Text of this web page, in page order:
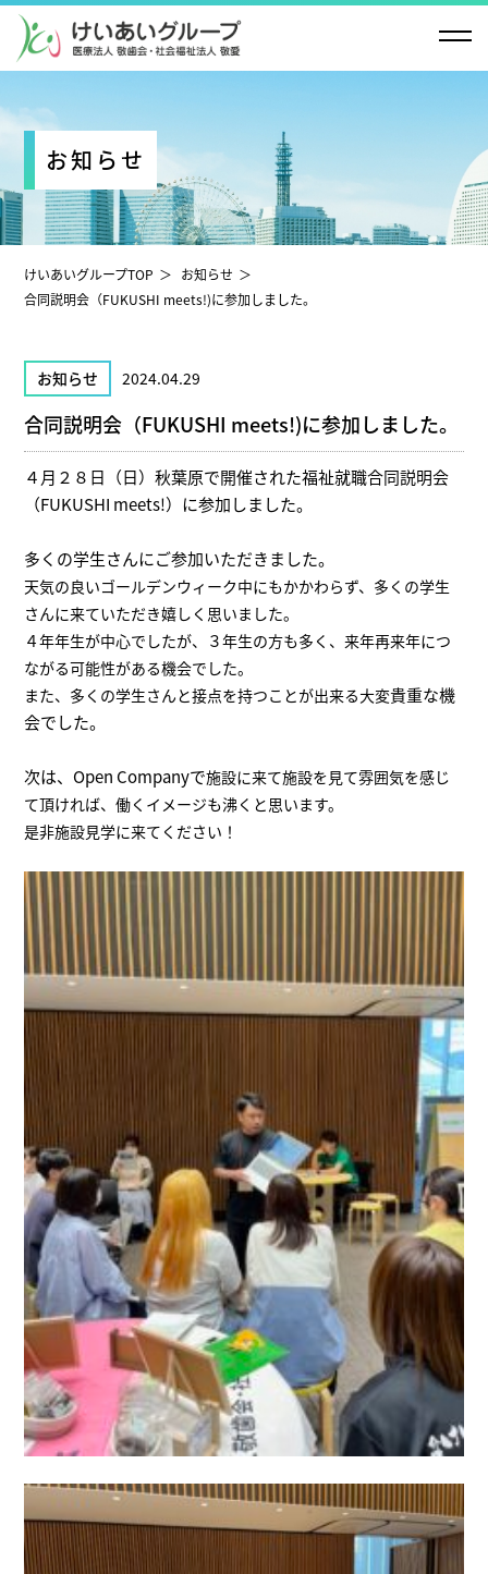
お知らせ
けいあいグループTOP
お知らせ
合同説明会（FUKUSHI meets!)に参加しました。
お知らせ 2024.04.29
合同説明会（FUKUSHI meets!)に参加しました。
４月２８日（日）秋葉原で開催された福祉就職合同説明会
（FUKUSHI meets!）に参加しました。
多くの学生さんにご参加いただきました。
天気の良いゴールデンウィーク中にもかかわらず、多くの学生
さんに来ていただき嬉しく思いました。
４年年生が中心でしたが、３年生の方も多く、来年再来年につ
ながる可能性がある機会でした。
また、多くの学生さんと接点を持つことが出来る大変貴重な機
会でした。
次は、Open Companyで施設に来て施設を見て雰囲気を感じ
て頂ければ、働くイメージも沸くと思います。
是非施設見学に来てください！